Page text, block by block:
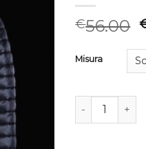
€56.00
Misura
piumino